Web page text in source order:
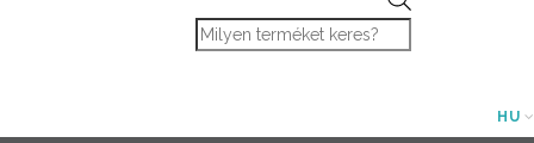
Products search
HU